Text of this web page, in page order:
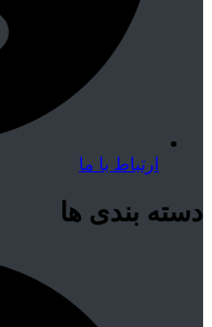
ارتباط با ما
دسته بندی ها